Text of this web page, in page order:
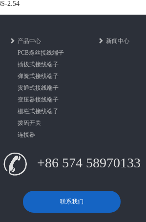
2.54
产品中心
PCB螺丝接线端子
插拔式接线端子
弹簧式接线端子
贯通式接线端子
变压器接线端子
栅栏式接线端子
拨码开关
连接器
新闻中心
+86 574 58970133
联系我们